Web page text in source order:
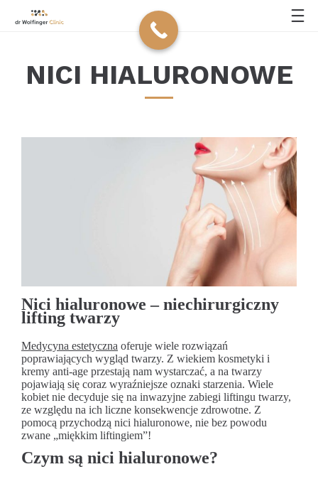
NICI HIALURONOWE
Nici hialuronowe – niechirurgiczny
lifting twarzy
Medycyna estetyczna oferuje wiele rozwiązań
poprawiających wygląd twarzy. Z wiekiem kosmetyki i
kremy anti-age przestają nam wystarczać, a na twarzy
pojawiają się coraz wyraźniejsze oznaki starzenia. Wiele
kobiet nie decyduje się na inwazyjne zabiegi liftingu twarzy,
ze względu na ich liczne konsekwencje zdrowotne. Z
pomocą przychodzą nici hialuronowe, nie bez powodu
zwane „miękkim liftingiem”!
Czym są nici hialuronowe?